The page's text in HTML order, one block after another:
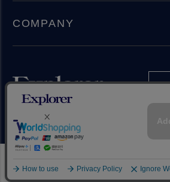
COMPANY
Copyright(C) 2024 Explorer Inc. All